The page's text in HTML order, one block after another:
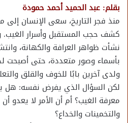
بقلم: عبد الحميد أحمد حمودة
منذ فجر التاريخ، سعى الإنسان إلى
كشف حجب المستقبل وأسرار الغيب.
نشأت ظواهر العرافة والكهانة،
بأسماء وصور متعددة، حتى أصبحت
ولدى آخرين بابًا للخوف والقلق
لكن السؤال الذي يفرض نفسه: هل
معرفة الغيب؟ أم أن الأمر لا يعدو
والتخمينات والخداع؟